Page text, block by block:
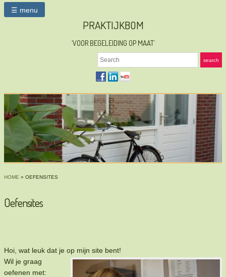
☰ menu
PRAKTIJKBOM
`VOOR BEGELEIDING OP MAAT´
Search search
HOME » OEFENSITES
Oefensites
Hoi, wat leuk dat je op mijn site bent!
Wil je graag
oefenen met: